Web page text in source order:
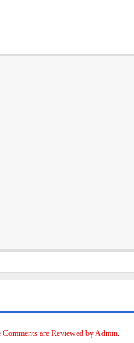
are Reviewed by Admin.